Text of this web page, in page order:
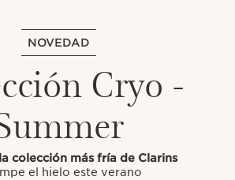
NOVEDAD
Cryo -
colección más fría de Clarins
el hielo este verano